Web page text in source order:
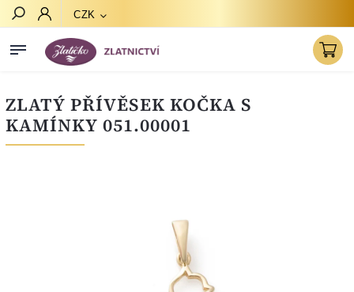
CZK
ZLATÝ PŘÍVĚSEK KOČKA S
KAMÍNKY 051.00001